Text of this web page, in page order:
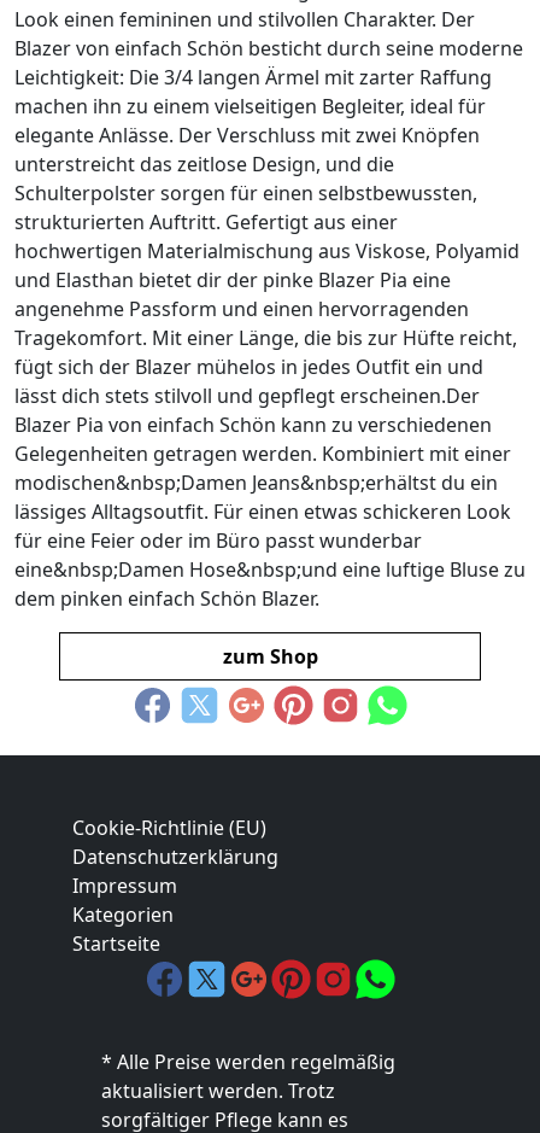
Look einen femininen und stilvollen Charakter. Der
Blazer von einfach Schön besticht durch seine moderne
Leichtigkeit: Die 3/4 langen Ärmel mit zarter Raffung
machen ihn zu einem vielseitigen Begleiter, ideal für
elegante Anlässe. Der Verschluss mit zwei Knöpfen
unterstreicht das zeitlose Design, und die
Schulterpolster sorgen für einen selbstbewussten,
strukturierten Auftritt. Gefertigt aus einer
hochwertigen Materialmischung aus Viskose, Polyamid
und Elasthan bietet dir der pinke Blazer Pia eine
angenehme Passform und einen hervorragenden
Tragekomfort. Mit einer Länge, die bis zur Hüfte reicht,
fügt sich der Blazer mühelos in jedes Outfit ein und
lässt dich stets stilvoll und gepflegt erscheinen.Der
Blazer Pia von einfach Schön kann zu verschiedenen
Gelegenheiten getragen werden. Kombiniert mit einer
modischen&nbsp;Damen Jeans&nbsp;erhältst du ein
lässiges Alltagsoutfit. Für einen etwas schickeren Look
für eine Feier oder im Büro passt wunderbar
eine&nbsp;Damen Hose&nbsp;und eine luftige Bluse zu
dem pinken einfach Schön Blazer.
zum Shop
Cookie-Richtlinie (EU)
Datenschutzerklärung
Impressum
Kategorien
Startseite
* Alle Preise werden regelmäßig
aktualisiert werden. Trotz
sorgfältiger Pflege kann es